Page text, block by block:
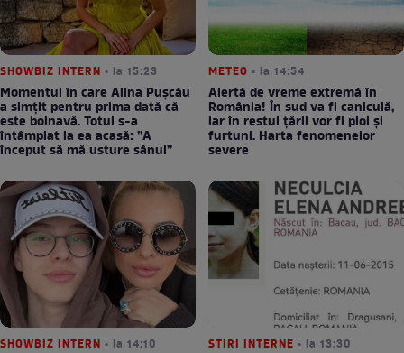
SHOWBIZ INTERN • la 15:23
Momentul în care Alina Pușcău
a simțit pentru prima dată că
este bolnavă. Totul s-a
întâmplat la ea acasă: ”A
început să mă usture sânul”
METEO • la 14:54
Alertă de vreme extremă în
România! În sud va fi caniculă,
iar în restul țării vor fi ploi și
furtuni. Harta fenomenelor
severe
SHOWBIZ INTERN • la 14:10 STIRI INTERNE • la 13:30